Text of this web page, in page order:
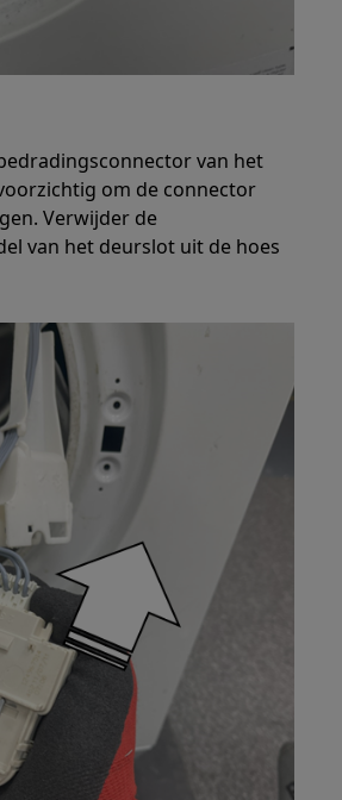
van het
om de connector
Verwijder de
van het deurslot uit de hoes